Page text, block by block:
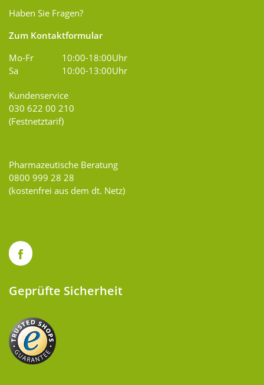
Haben Sie Fragen?
Zum Kontaktformular
Mo-Fr
10:00-18:00Uhr
Sa
10:00-13:00Uhr
Kundenservice
030 622 00 210
(Festnetztarif)
Pharmazeutische Beratung
0800 999 28 28
(kostenfrei aus dem dt. Netz)
Geprüfte Sicherheit